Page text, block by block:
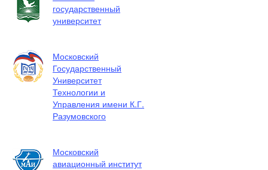
государственный
университет
Московский
Государственный
Университет
Технологии и
Управления имени К.Г.
Разумовского
Московский
авиационный институт